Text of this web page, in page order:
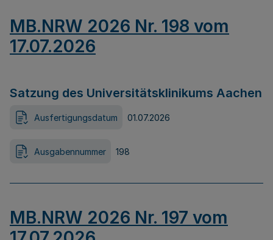
MB.NRW 2026 Nr. 198 vom
17.07.2026
Satzung des Universitätsklinikums Aachen
Ausfertigungsdatum 01.07.2026
Ausgabennummer 198
MB.NRW 2026 Nr. 197 vom